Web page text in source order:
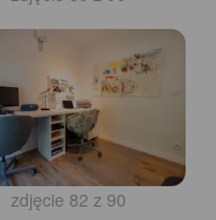
zdjęcie 82 z 90